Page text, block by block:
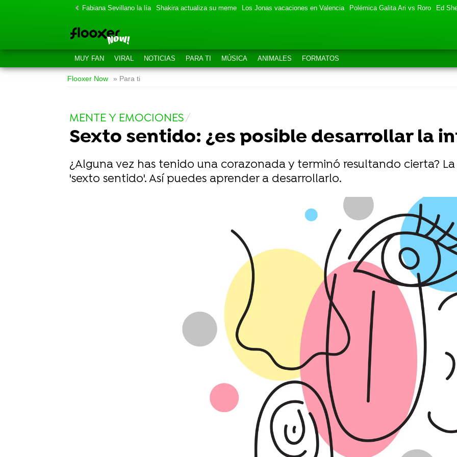
Fabiana Sevillano la lía Shakira actualiza su meme Los Jonas vacaciones en Valencia Polémica Galita Ari vs Roro Ed
MUY FAN VIRAL NOTICIAS PARA TI MÚSICA ANIMALES FORMATOS
Flooxer Now » Para ti
MENTE Y EMOCIONES
Sexto sentido: ¿es posible desarrollar la
¿Alguna vez has tenido una corazonada y terminó resultando cierta?
'sexto sentido'. Así puedes aprender a desarrollarlo.
WhatsappFacebook
'sexto sentido'
es una especie de sensación que
llega a nuestros pensamientos y puede convertirse
en una capacidad de intuir ciertas cuestiones.